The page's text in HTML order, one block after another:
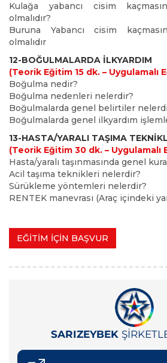
Kulağa yabancı cisim
olmalıdır?
Buruna Yabancı cisim
olmalıdır
12-BOĞULMALARDA İLKYARDIM
(Teorik Eğitim 15 dk. – Uygulamalı
Boğulma nedir?
Boğulma nedenleri nelerdir?
Boğulmalarda genel belirtiler
Boğulmalarda genel ilkyardım
13-HASTA/YARALI TAŞIMA
(Teorik Eğitim 30 dk. – Uygulamalı
Hasta/yaralı taşınmasında genel
Acil taşıma teknikleri nelerdir?
Sürükleme yöntemleri nelerdir?
RENTEK manevrası (Araç içindeki
EĞİTİM İÇİN BAŞVUR